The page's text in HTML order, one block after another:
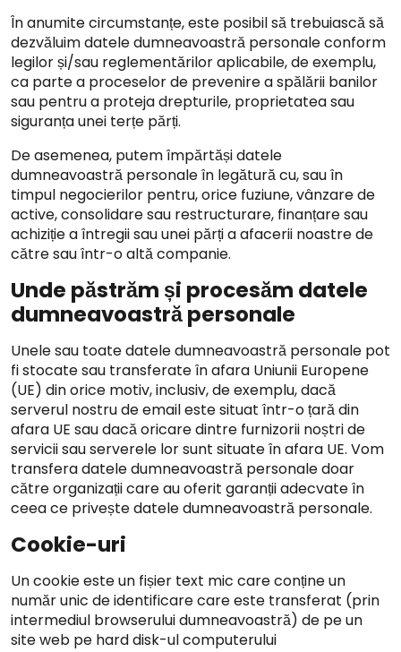
În anumite circumstanțe, este posibil să trebuiască să
dezvăluim datele dumneavoastră personale conform
legilor și/sau reglementărilor aplicabile, de exemplu,
ca parte a proceselor de prevenire a spălării banilor
sau pentru a proteja drepturile, proprietatea sau
siguranța unei terțe părți.
De asemenea, putem împărtăși datele
dumneavoastră personale în legătură cu, sau în
timpul negocierilor pentru, orice fuziune, vânzare de
active, consolidare sau restructurare, finanțare sau
achiziție a întregii sau unei părți a afacerii noastre de
către sau într-o altă companie.
Unde păstrăm și procesăm datele
dumneavoastră personale
Unele sau toate datele dumneavoastră personale pot
fi stocate sau transferate în afara Uniunii Europene
(UE) din orice motiv, inclusiv, de exemplu, dacă
serverul nostru de email este situat într-o țară din
afara UE sau dacă oricare dintre furnizorii noștri de
servicii sau serverele lor sunt situate în afara UE. Vom
transfera datele dumneavoastră personale doar
către organizații care au oferit garanții adecvate în
ceea ce privește datele dumneavoastră personale.
Cookie-uri
Un cookie este un fișier text mic care conține un
număr unic de identificare care este transferat (prin
intermediul browserului dumneavoastră) de pe un
site web pe hard disk-ul computerului